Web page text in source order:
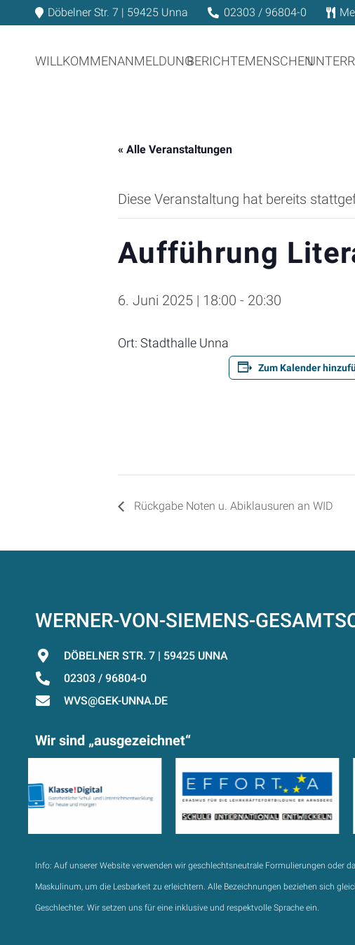
Döbelner Str. 7 | 59425 Unna 02303 / 96804-0
WILLKOMMENANMELDUNGBERICHTEMENSCHEN
« Alle Veranstaltungen
Diese Veranstaltung hat bereits
Aufführung
6. Juni 2025 | 18:00 - 20:30
Ort: Stadthalle Unna
Zum Kalender
Rückgabe Noten u. Abiklausuren an WID
WERNER-VON-SIEMENS-
DÖBELNER STR. 7 | 59425 UNNA
02303 / 96804-0
WVS@GEK-UNNA.DE
Wir sind „ausgezeichnet“
Info: Auf unserer Website verwenden wir geschlechtsneutrale Formulierungen oder
Maskulinum, um die Lesbarkeit zu erleichtern. Alle Bezeichnungen beziehen sich
Geschlechter. Wir setzen uns für eine inklusive und respektvolle Sprache ein.